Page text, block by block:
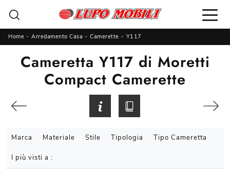
Home - Arredamento Casa - Camerette - Y117
Cameretta Y117 di Moretti
Compact Camerette
Marca Materiale Stile Tipologia Tipo Cameretta
I più visti a :